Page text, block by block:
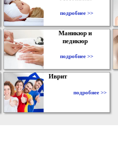
подробнее >>
Маникюр и
педикюр
подробнее >>
Иврит
подробнее >>